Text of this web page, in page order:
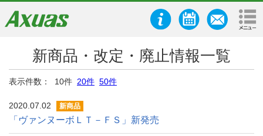
新商品・改定・廃止情報一覧
表示件数： 10件 20件 50件
2020.07.02 新商品
「ヴァンヌーボＬＴ－ＦＳ」新発売